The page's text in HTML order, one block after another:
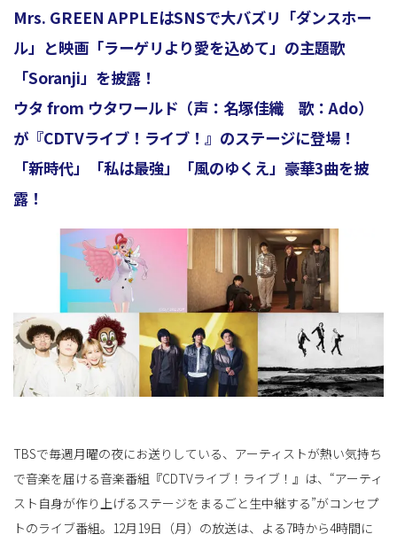
切
替
Mrs. GREEN APPLEはSNSで大バズリ「ダンスホー
ル」と映画「ラーゲリより愛を込めて」の主題歌
「Soranji」を披露！
ウタ from ウタワールド（声：名塚佳織 歌：Ado）
が『CDTVライブ！ライブ！』のステージに登場！
「新時代」「私は最強」「風のゆくえ」豪華3曲を披
露！
TBSで毎週月曜の夜にお送りしている、アーティストが熱い気持ち
で音楽を届ける音楽番組『CDTVライブ！ライブ！』は、“アーティ
スト自身が作り上げるステージをまるごと生中継する”がコンセプ
トのライブ番組。12月19日（月）の放送は、よる7時から4時間に